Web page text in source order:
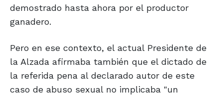
demostrado hasta ahora por el productor
ganadero.
Pero en ese contexto, el actual Presidente de
la Alzada afirmaba también que el dictado de
la referida pena al declarado autor de este
caso de abuso sexual no implicaba "un